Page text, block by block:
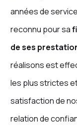
années de
reconnu pour sa
de ses
réalisons est
les plus strictes
satisfaction de
relation de